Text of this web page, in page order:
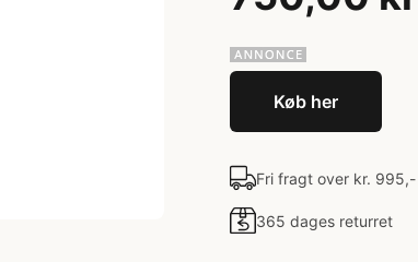
Køb her
Fri fragt over kr. 995,-
365 dages returret